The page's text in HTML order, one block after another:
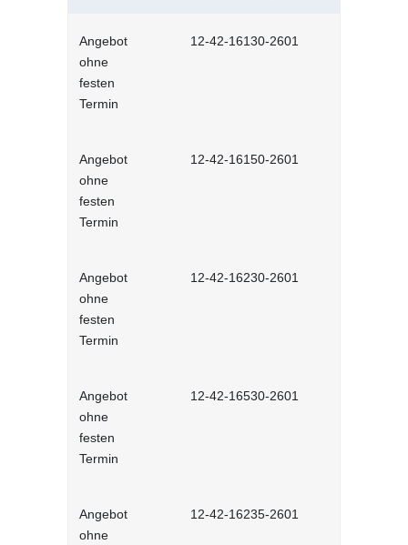
Angebot
ohne
festen
Termin
12-42-16130-2601
Angebot
ohne
festen
Termin
12-42-16150-2601
Angebot
ohne
festen
Termin
12-42-16230-2601
Angebot
ohne
festen
Termin
12-42-16530-2601
Angebot
ohne
12-42-16235-2601